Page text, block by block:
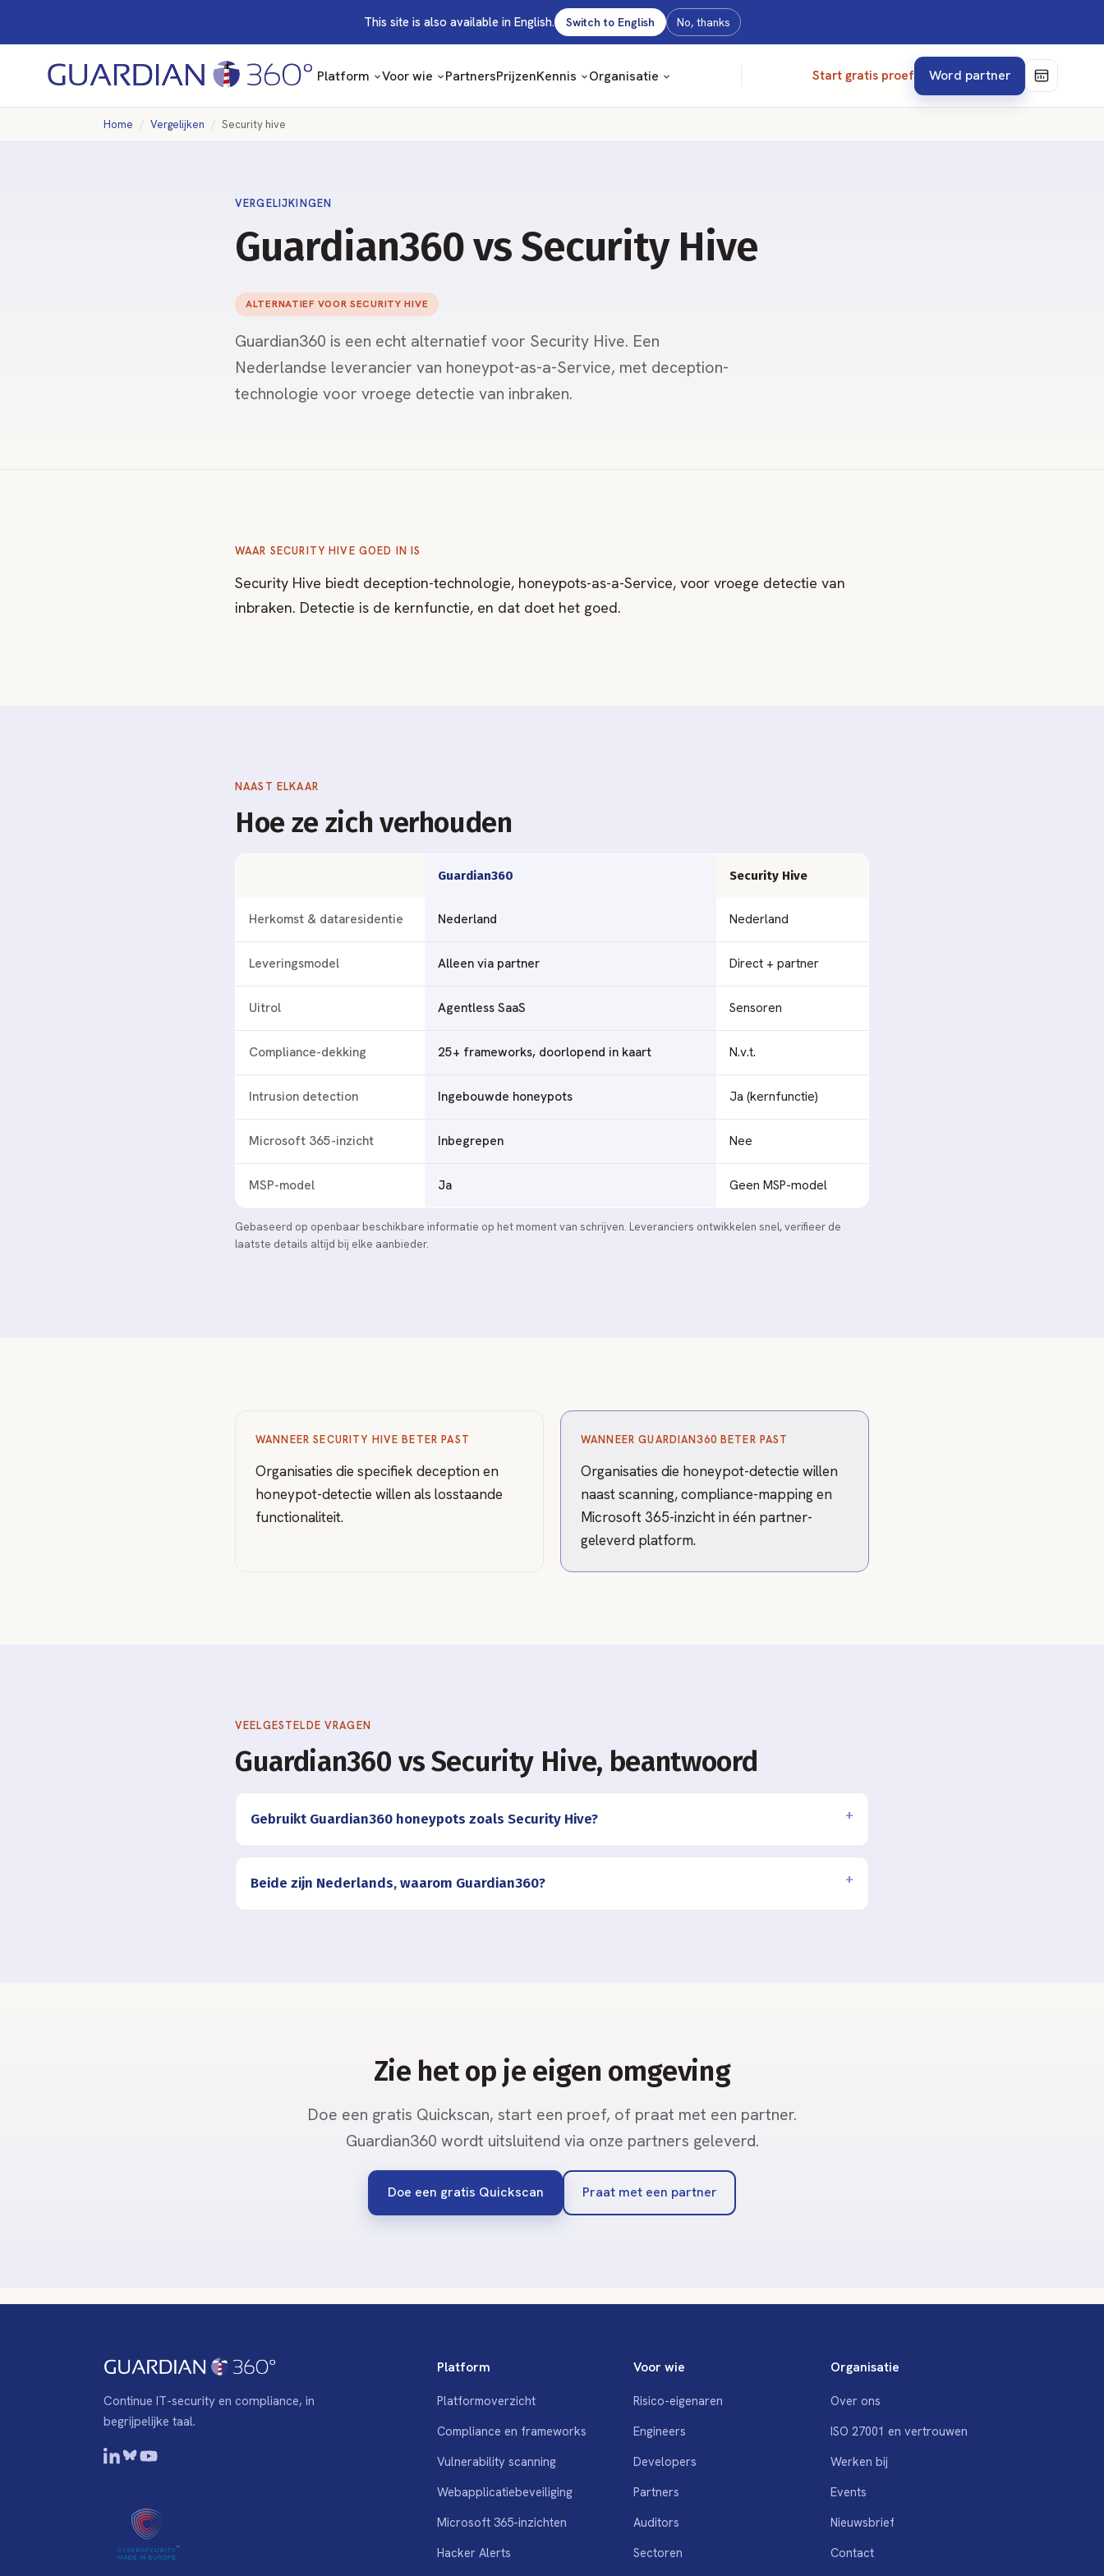
This site is also available in English. Switch to English No, thanks
Platform Voor wie PartnersPrijzenKennis Organisatie Start gratis proef Word partner
Home Vergelijken Security hive
VERGELIJKINGEN
Guardian360 vs Security Hive
ALTERNATIEF VOOR SECURITY HIVE
Guardian360 is een echt alternatief voor Security Hive. Een
Nederlandse leverancier van honeypot-as-a-Service, met deception-
technologie voor vroege detectie van inbraken.
WAAR SECURITY HIVE GOED IN IS
Security Hive biedt deception-technologie, honeypots-as-a-Service, voor vroege detectie van
inbraken. Detectie is de kernfunctie, en dat doet het goed.
NAAST ELKAAR
Hoe ze zich verhouden
Guardian360 Security Hive
Herkomst & dataresidentie Nederland Nederland
Leveringsmodel Alleen via partner Direct + partner
Uitrol Agentless SaaS Sensoren
Compliance-dekking 25+ frameworks, doorlopend in kaart N.v.t.
Intrusion detection Ingebouwde honeypots Ja (kernfunctie)
Microsoft 365-inzicht Inbegrepen Nee
MSP-model Ja Geen MSP-model
Gebaseerd op openbaar beschikbare informatie op het moment van schrijven. Leveranciers ontwikkelen snel, verifieer de
laatste details altijd bij elke aanbieder.
WANNEER SECURITY HIVE BETER PAST
Organisaties die specifiek deception en
honeypot-detectie willen als losstaande
functionaliteit.
WANNEER GUARDIAN360 BETER PAST
Organisaties die honeypot-detectie willen
naast scanning, compliance-mapping en
Microsoft 365-inzicht in één partner-
geleverd platform.
VEELGESTELDE VRAGEN
Guardian360 vs Security Hive, beantwoord
Gebruikt Guardian360 honeypots zoals Security Hive?
Beide zijn Nederlands, waarom Guardian360?
Zie het op je eigen omgeving
Doe een gratis Quickscan, start een proef, of praat met een partner.
Guardian360 wordt uitsluitend via onze partners geleverd.
Doe een gratis Quickscan Praat met een partner
Continue IT-security en compliance, in
begrijpelijke taal.
Platform
Platformoverzicht
Compliance en frameworks
Vulnerability scanning
Webapplicatiebeveiliging
Microsoft 365-inzichten
Hacker Alerts
Voor wie
Risico-eigenaren
Engineers
Developers
Partners
Auditors
Sectoren
Organisatie
Over ons
ISO 27001 en vertrouwen
Werken bij
Events
Nieuwsbrief
Contact